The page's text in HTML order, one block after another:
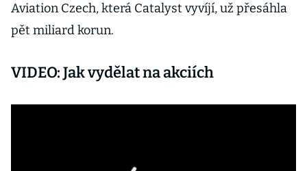
Aviation Czech, která Catalyst vyvíjí, už přesáhla
pět miliard korun.
VIDEO: Jak vydělat na akciích